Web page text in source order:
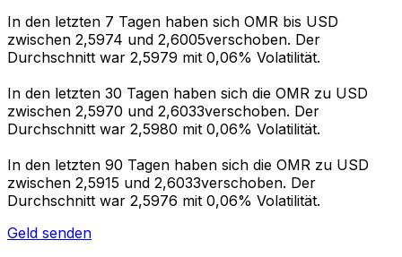
In den letzten 7 Tagen haben sich OMR bis USD
zwischen 2,5974 und 2,6005verschoben. Der
Durchschnitt war 2,5979 mit 0,06% Volatilität.
In den letzten 30 Tagen haben sich die OMR zu USD
zwischen 2,5970 und 2,6033verschoben. Der
Durchschnitt war 2,5980 mit 0,06% Volatilität.
In den letzten 90 Tagen haben sich die OMR zu USD
zwischen 2,5915 und 2,6033verschoben. Der
Durchschnitt war 2,5976 mit 0,06% Volatilität.
Geld senden